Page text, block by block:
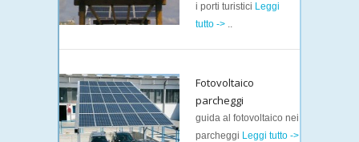
i porti turistici Leggi
tutto -> ..
Fotovoltaico
parcheggi
guida al fotovoltaico nei
parcheggi Leggi tutto ->